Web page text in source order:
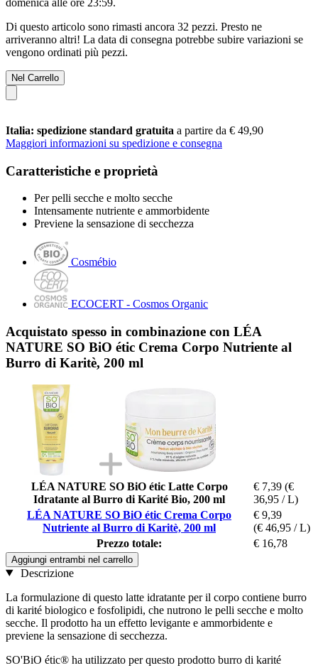
Di questo articolo sono rimasti ancora 32 pezzi. Presto ne
arriveranno altri! La data di consegna potrebbe subire variazioni se
vengono ordinati più pezzi.
Nel Carrello
Italia: spedizione standard gratuita a partire da € 49,90
Maggiori informazioni su spedizione e consegna
Caratteristiche e proprietà
Per pelli secche e molto secche
Intensamente nutriente e ammorbidente
Previene la sensazione di secchezza
Cosmébio
ECOCERT - Cosmos Organic
Acquistato spesso in combinazione con LÉA
NATURE SO BiO étic Crema Corpo Nutriente al
Burro di Karitè, 200 ml
LÉA NATURE SO BiO étic Latte Corpo
Idratante al Burro di Karité Bio, 200 ml
€ 7,39 (€
36,95 / L)
LÉA NATURE SO BiO étic Crema Corpo
Nutriente al Burro di Karitè, 200 ml
€ 9,39
(€ 46,95 / L)
Prezzo totale:
€ 16,78
Aggiungi entrambi nel carrello
Descrizione
La formulazione di questo latte idratante per il corpo contiene burro
di karité biologico e fosfolipidi, che nutrono le pelli secche e molto
secche. Il prodotto ha un effetto levigante e ammorbidente e
previene la sensazione di secchezza.
SO'BiO étic® ha utilizzato per questo prodotto burro di karité